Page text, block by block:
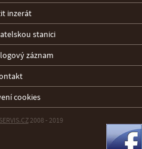
inzerát
stanici
záznam
cookies
2008 - 2019